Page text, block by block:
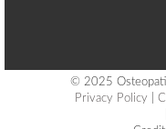
© 2025
Privacy Policy